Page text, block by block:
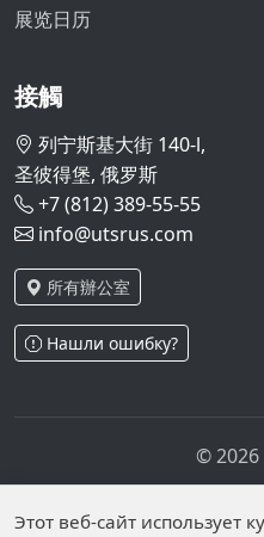
展览日历
接觸
列宁斯基大街 140-l,
圣彼得堡, 俄罗斯
+7 (812) 389-55-55
info@utsrus.com
所有辦公室
Нашли ошибку?
© 2026
Personal data is
Этот веб-сайт использует